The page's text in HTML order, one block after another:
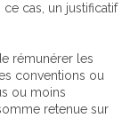
cas, un justificatif
rémunérer les
conventions ou
ou moins
retenue sur